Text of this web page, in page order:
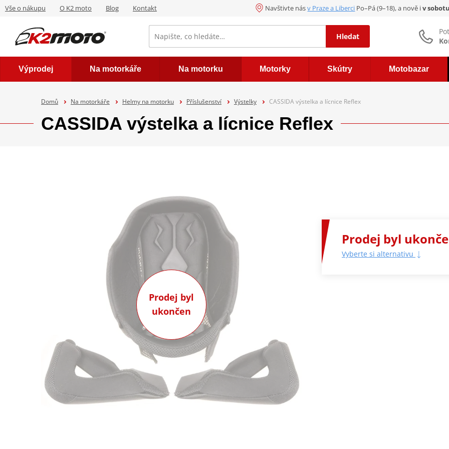
Vše o nákupu O K2 moto Blog Kontakt Navštivte násv Praze a Liberci Po–Pá (9–18), a nově iv
Hledat
Výprodej Na motorkáře Na motorku Motorky Skútry Motobazar
Domů Na motorkáře Helmy na motorku Příslušenství Výstelky CASSIDA výstelka a lícnice Reflex
CASSIDA výstelka a lícnice Reflex
Prodej byl
ukončen
Prodej byl
Vyberte si alternativu